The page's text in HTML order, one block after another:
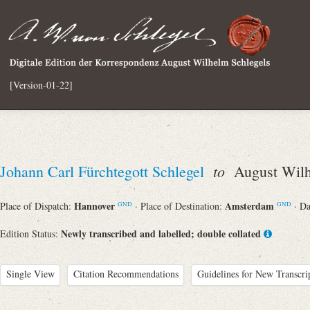
[Version-01-22]
Johann Carl Fürchtegott Schlegel toAugust
Place of Dispatch: Hannover GND · Place of Destination: Amsterdam GND ·
Edition Status: Newly transcribed and labelled; double collated
Single View Citation Recommendations Guidelines for New